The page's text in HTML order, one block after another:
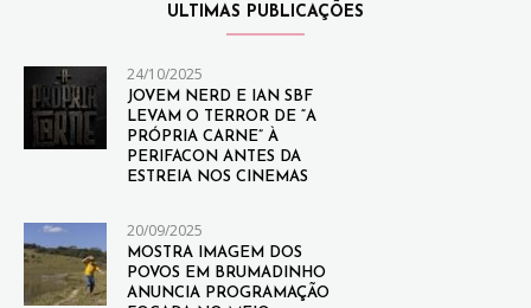
ULTIMAS PUBLICAÇÕES
24/10/2025
JOVEM NERD E IAN SBF
LEVAM O TERROR DE “A
PRÓPRIA CARNE” À
PERIFACON ANTES DA
ESTREIA NOS CINEMAS
20/09/2025
MOSTRA IMAGEM DOS
POVOS EM BRUMADINHO
ANUNCIA PROGRAMAÇÃO